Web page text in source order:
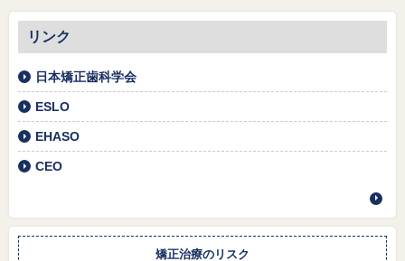
リンク
日本矯正歯科学会
ESLO
EHASO
CEO
矯正治療のリスク